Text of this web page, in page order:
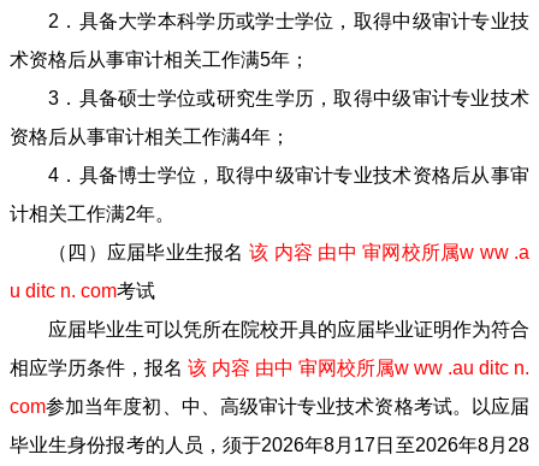
2．具备大学本科学历或学士学位，取得中级审计专业技
术资格后从事审计相关工作满5年；
3．具备硕士学位或研究生学历，取得中级审计专业技术
资格后从事审计相关工作满4年；
4．具备博士学位，取得中级审计专业技术资格后从事审
计相关工作满2年。
（四）应届毕业生报名 该 内容 由中 审网校所属w ww .a
u ditc n. com考试
应届毕业生可以凭所在院校开具的应届毕业证明作为符合
相应学历条件，报名 该 内容 由中 审网校所属w ww .au ditc n.
com参加当年度初、中、高级审计专业技术资格考试。以应届
毕业生身份报考的人员，须于2026年8月17日至2026年8月28